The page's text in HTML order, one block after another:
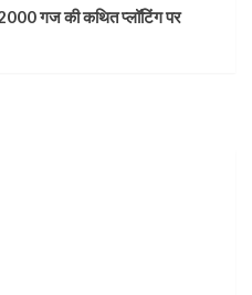
गज की कथित प्लॉटिंग पर